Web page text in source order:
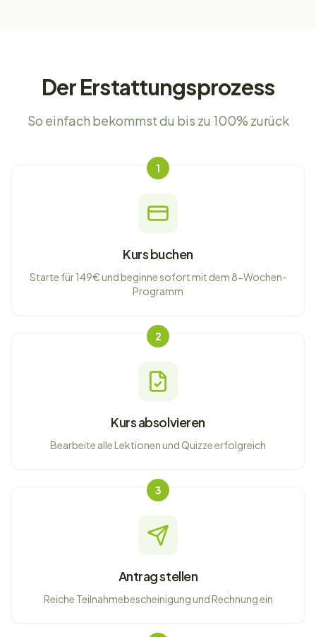
Der Erstattungsprozess
So einfach bekommst du bis zu 100% zurück
1
Kurs buchen
Starte für 149€ und beginne sofort mit dem 8-Wochen-
Programm
2
Kurs absolvieren
Bearbeite alle Lektionen und Quizze erfolgreich
3
Antrag stellen
Reiche Teilnahmebescheinigung und Rechnung ein